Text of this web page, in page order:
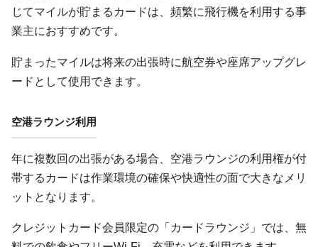
じてマイルが貯まるカードは、頻繁に飛行機を利用する事
業主におすすめです。
貯まったマイルは将来の出張時に航空券や座席アップグレ
ードとして使用できます。
空港ラウンジ利用
年に複数回の出張がある場合、空港ラウンジの利用権が付
帯するカードは作業環境の確保や快適性の面で大きなメリ
ットとなります。
クレジットカード会員限定の「カードラウンジ」では、無